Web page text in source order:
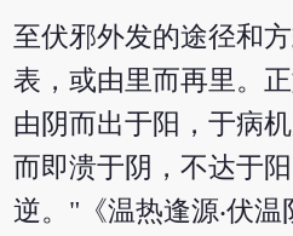
至伏邪外发的途径和
表，或由里而再里。
由阴而出于阳，于病
而即溃于阴，不达于
逆。"《温热逢源‧伏